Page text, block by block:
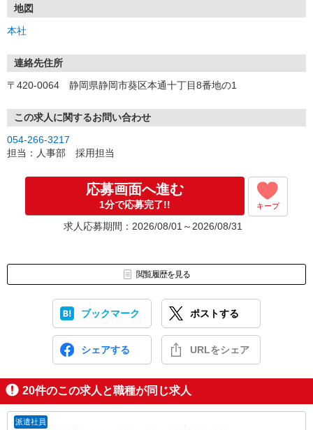
↓
↓
面接・適性検査・履歴書による選考を実施致します。
↓
■ 二次選考（対面）
また、面接は役員を交えて行います。
↓
■ 内々定
選考希望の場合のみ提出
たい」方などオンラインで気軽に参加可能です。
詳しくはこちらよりご覧ください
https://forms.gle/TeYX56LwSQYbmA7Q6
地図
本社
連絡先住所
〒420-0064 静岡県静岡市葵区本通十丁目8番地の1
この求人に関するお問い合わせ
054-266-3217
担当：人事部 採用担当
応募画面へ進む
1分で応募完了!! キープ
求人応募期間：2026/08/01～2026/08/31
閲覧履歴を見る
ブックマーク ポストする
シェアする URLをシェア
20件のこの求人と職種が同じ求人
派遣社員